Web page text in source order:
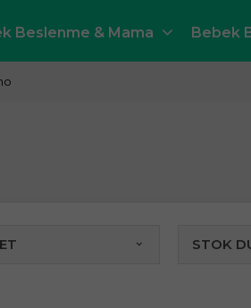
Beslenme & Mama Bebek
STOK